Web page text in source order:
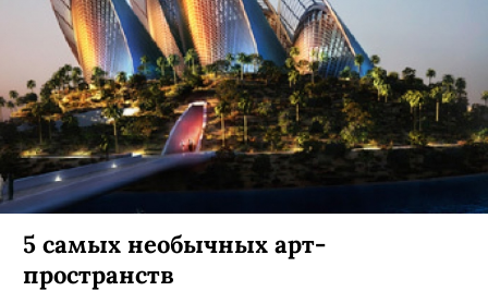
5 самых необычных арт-
пространств